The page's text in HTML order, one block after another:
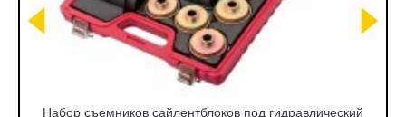
Набор съемников сайлентблоков под гидравлический